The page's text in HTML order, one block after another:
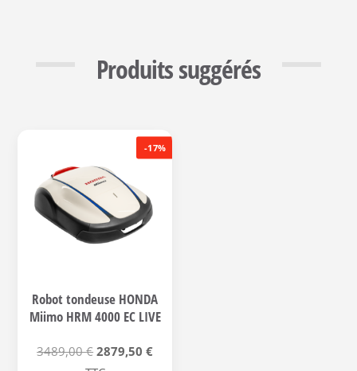
Produits suggérés
-17%
Robot tondeuse HONDA
Miimo HRM 4000 EC LIVE
3489,00€ Le
2879,50€Le